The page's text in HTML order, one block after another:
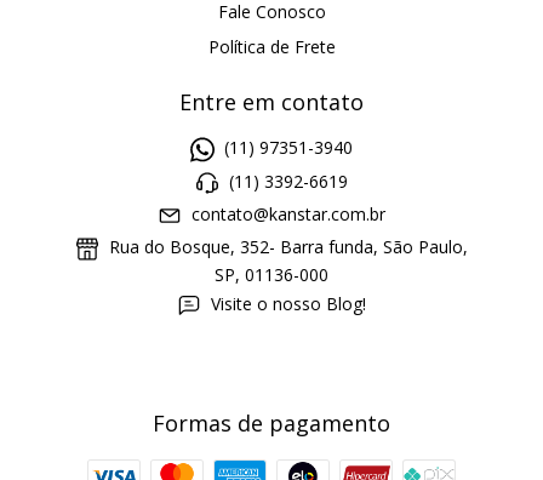
Fale Conosco
Política de Frete
Entre em contato
(11) 97351-3940
(11) 3392-6619
contato@kanstar.com.br
Rua do Bosque, 352- Barra funda, São Paulo,
SP, 01136-000
Visite o nosso Blog!
Formas de pagamento